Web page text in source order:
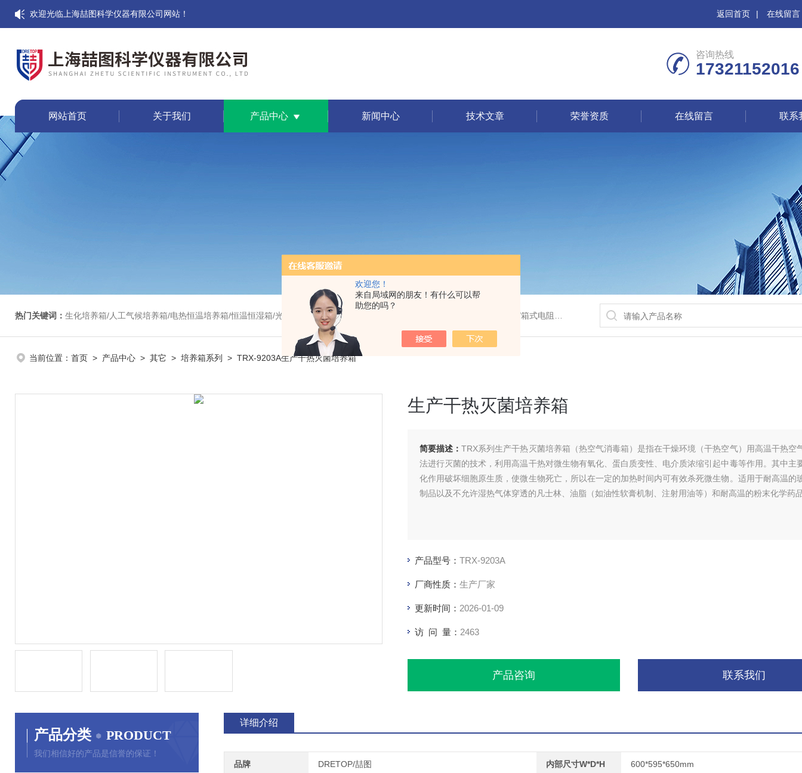
欢迎您！
来自局域网的朋友！有什么可以帮
助您的吗？
欢迎光临上海喆图科学仪器有限公司网站！ 返回首页 | 在线留言
咨询热线
17321152016
网站首页 关于我们 产品中心 新闻中心 技术文章 荣誉资质 在线留言 联系
热门关键词： 生化培养箱/人工气候培养箱/电热恒温培养箱/恒温恒湿箱/光照培养箱/二氧化碳培养箱等/恒温干燥箱/真空干燥箱/高温烘箱等/箱式电阻炉/陶瓷纤维马弗炉/高温马弗炉/管式炉/气氛炉/试验箱/摇床/振荡器/水槽/水浴锅等
当前位置： 首页 > 产品中心 > 其它 > 培养箱系列 > TRX-9203A生产干热灭菌培养箱
生产干热灭菌培养箱
简要描述：TRX系列生产干热灭菌培养箱（热空气消毒箱）是指在干燥环境（干热空气）用高温干热空
法进行灭菌的技术，利用高温干热对微生物有氧化、蛋白质变性、电介质浓缩引起中毒等作用。其中主
化作用破坏细胞原生质，使微生物死亡，所以在一定的加热时间内可有效杀死微生物。适用于耐高温的
制品以及不允许湿热气体穿透的凡士林、油脂（如油性软膏机制、注射用油等）和耐高温的粉末化学药
产品型号： TRX-9203A
厂商性质： 生产厂家
更新时间： 2026-01-09
访 问 量： 2463
产品咨询 联系我们
产品分类 PRODUCT
我们相信好的产品是信誉的保证！
详细介绍
品牌 DRETOP/喆图 内部尺寸W*D*H 600*595*650mm